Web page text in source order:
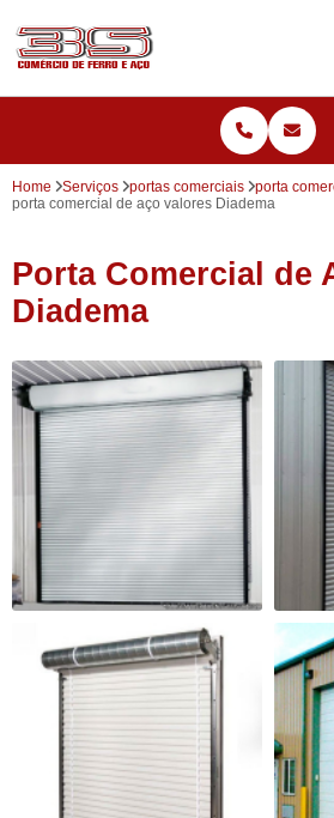
Home Serviços portas comerciais
porta
porta comercial de aço valores Diadema
Porta Comercial de
Diadema